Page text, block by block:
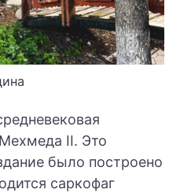
II. Это
было построено
саркофаг